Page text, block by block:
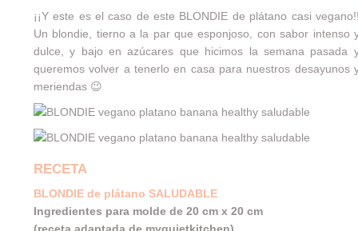
¡¡Y este es el caso de este BLONDIE de plátano casi
Un blondie, tierno a la par que esponjoso, con sabor intenso
dulce, y bajo en azúcares que hicimos la semana pasada
queremos volver a tenerlo en casa para nuestros desayunos
meriendas 😉
RECETA
BLONDIE de plátano SALUDABLE
Ingredientes para molde de 20 cm x 20 cm